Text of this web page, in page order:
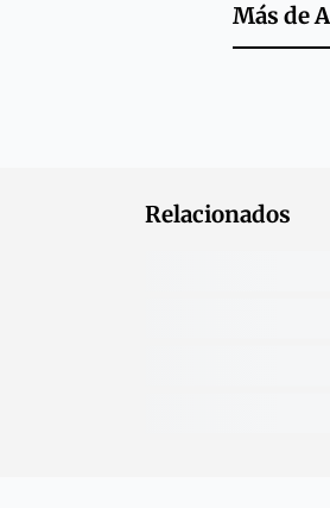
Más de
Relacionados